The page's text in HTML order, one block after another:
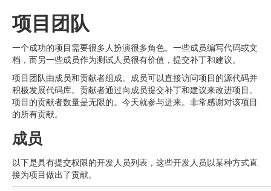
项目团队
一个成功的项目需要很多人扮演很多角色。一些成员编写代码或文
档，而另一些成员作为测试人员很有价值，提交补丁和建议。
项目团队由成员和贡献者组成。成员可以直接访问项目的源代码并
积极发展代码库。贡献者通过向成员提交补丁和建议来改进项目。
项目的贡献者数量是无限的。今天就参与进来。非常感谢对该项目
的所有贡献。
成员
以下是具有提交权限的开发人员列表，这些开发人员以某种方式直
接为项目做出了贡献。